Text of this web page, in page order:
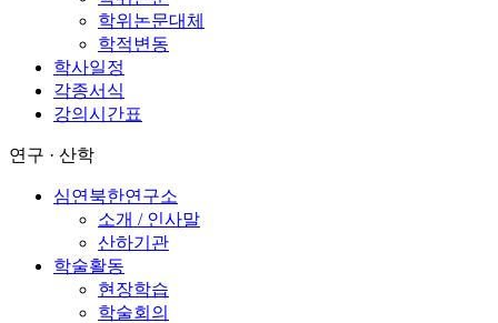
학위논문대체
학적변동
학사일정
각종서식
강의시간표
연구 · 산학
심연북한연구소
소개 / 인사말
산하기관
학술활동
현장학습
학술회의